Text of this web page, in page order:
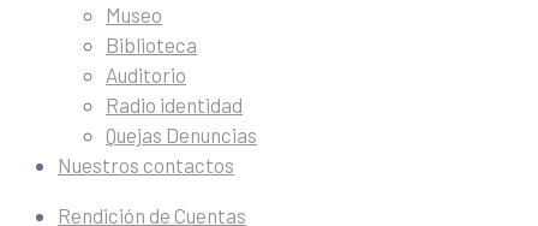
Museo
Biblioteca
Auditorio
Radio identidad
Quejas Denuncias
Nuestros contactos
Rendición de Cuentas